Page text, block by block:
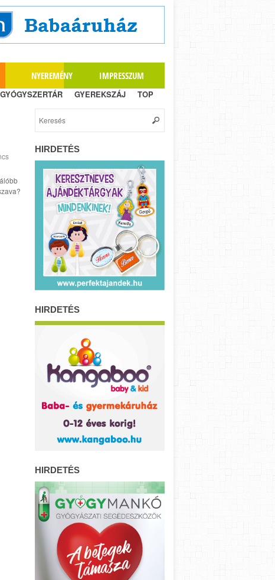
NYEREMÉNY IMPRESSZUM
GYÓGYSZERTÁR GYEREKSZÁJ TOP
HIRDETÉS
HIRDETÉS
HIRDETÉS